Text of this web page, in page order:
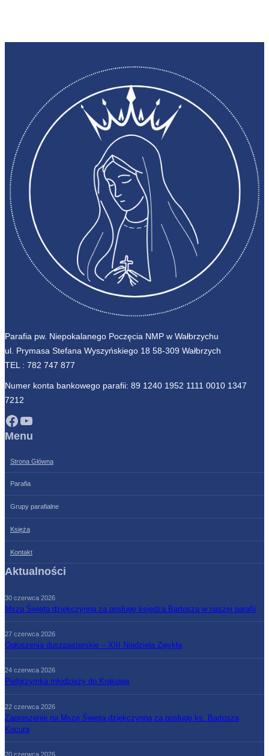
Parafia pw. Niepokalanego Poczęcia NMP w Wałbrzychu
ul. Prymasa Stefana Wyszyńskiego 18 58-309 Wałbrzych
TEL : 782 747 877
Numer konta bankowego parafii: 89 1240 1952 1111 0010 1347
7212
Facebook YouTube
Menu
Strona Główna
Parafia
Grupy parafialne
Księża
Kontakt
Aktualności
30 czerwca 2026
Msza Święta dziękczynna za posługę księdza Bartosza w naszej parafii
27 czerwca 2026
Ogłoszenia duszpasterskie – XIII Niedziela Zwykła
24 czerwca 2026
Pielgrzymka młodzieży do Krakowa
22 czerwca 2026
Zaproszenie na Mszę Świętą dziękczynną za posługę ks. Bartosza
Kocura
20 czerwca 2026